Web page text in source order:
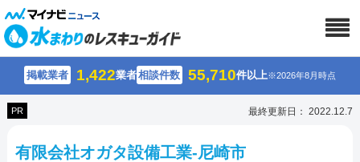
掲載業者 1,422業者相談件数 55,710件以上※2026年8月時点
PR 最終更新日： 2022.12.7
有限会社オガタ設備工業-尼崎市